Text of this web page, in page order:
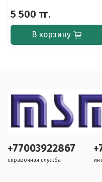
5 500 тг.
В корзину
+77003922867
справочная служба